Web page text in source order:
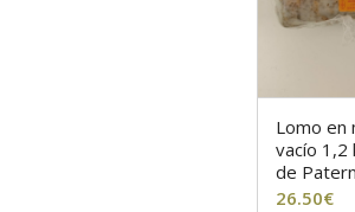
Lomo en
vacío 1,2
de
26.50€